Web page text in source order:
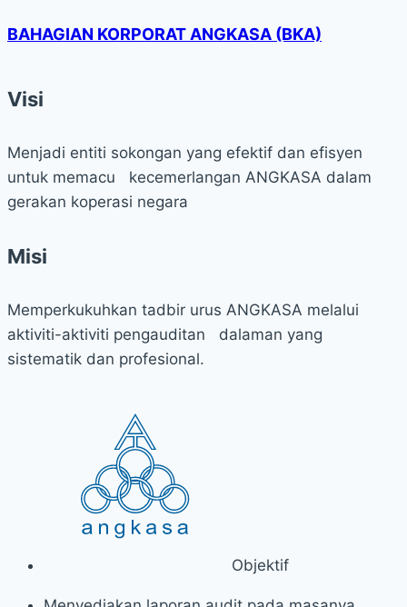
BAHAGIAN KORPORAT ANGKASA (BKA)
Visi
Menjadi entiti sokongan yang efektif dan efisyen
untuk memacu kecemerlangan ANGKASA dalam
gerakan koperasi negara
Misi
Memperkukuhkan tadbir urus ANGKASA melalui
aktiviti-aktiviti pengauditan dalaman yang
sistematik dan profesional.
Objektif